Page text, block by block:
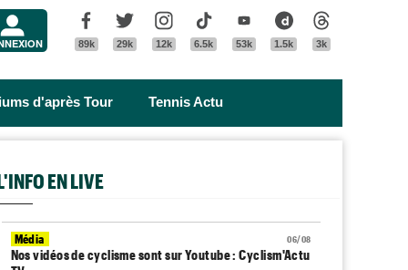
Facebook
89k
Twitter
29k
Instagram
12k
Tik Tok
6.5k
Youtube
53k
Dailymotion
1.5k 3k
d'après Tour Tennis Actu
EN LIVE
06/08
Média
Nos vidéos de cyclisme sont sur Youtube : Cyclism'Actu